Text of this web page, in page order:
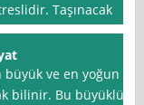
Taşınacak
büyük ve en yoğun
bilinir. Bu büyüklük